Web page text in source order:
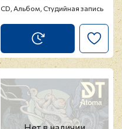
CD, Альбом, Студийная запись
Нет в наличии